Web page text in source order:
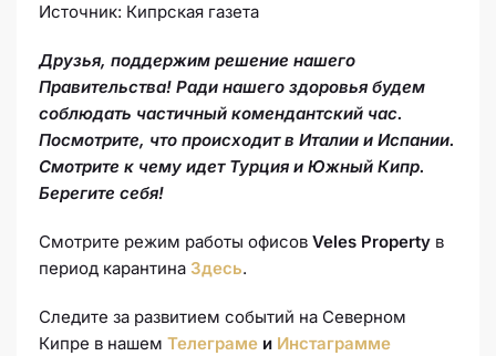
Источник: Кипрская газета
Друзья, поддержим решение нашего
Правительства! Ради нашего здоровья будем
соблюдать частичный комендантский час.
Посмотрите, что происходит в Италии и Испании.
Смотрите к чему идет Турция и Южный Кипр.
Берегите себя!
Смотрите режим работы офисов Veles Property в
период карантина Здесь.
Следите за развитием событий на Северном
Кипре в нашем Телеграме и Инстаграмме